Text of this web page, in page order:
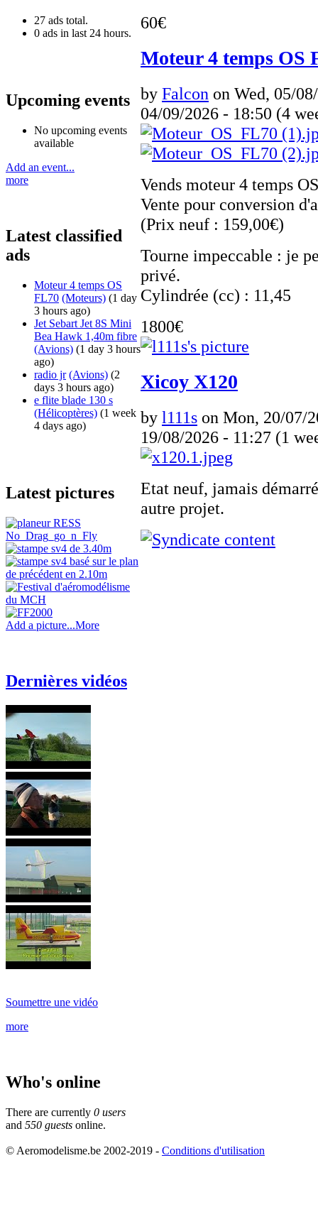
27 ads total.
0 ads in last 24 hours.
Upcoming events
No upcoming events
available
Add an event...
more
Latest classified
ads
Moteur 4 temps OS
FL70 (Moteurs) (1 day
3 hours ago)
Jet Sebart Jet 8S Mini
Bea Hawk 1,40m fibre
(Avions) (1 day 3 hours
ago)
radio jr (Avions) (2
days 3 hours ago)
e flite blade 130 s
(Hélicoptères) (1 week
4 days ago)
Latest pictures
Add a picture...More
Dernières vidéos
Soumettre une vidéo
more
Who's online
There are currently 0 users
and 550 guests online.
60€
Moteur 4 temps OS
by Falcon on Wed, 05/
04/09/2026 - 18:50 (4
Vends moteur 4 temps
Vente pour conversion
(Prix neuf : 159,00€)
Tourne impeccable : je
privé.
Cylindrée (cc) : 11,45
1800€
Xicoy X120
by l111s on Mon, 20/07/
19/08/2026 - 11:27 (1
Etat neuf, jamais
autre projet.
© Aeromodelisme.be 2002-2019 - Conditions d'utilisation